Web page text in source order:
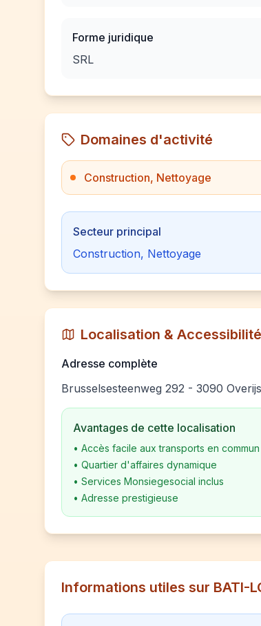
Forme juridique
SRL
Domaines d'activité
Construction, Nettoyage
Secteur principal
Construction, Nettoyage
Localisation & Accessibilité
Adresse complète
Brusselsesteenweg 292 - 3090
Avantages de cette localisation
• Accès facile aux transports en commun
• Quartier d'affaires dynamique
• Services Monsiegesocial inclus
• Adresse prestigieuse
Informations utiles sur BATI-